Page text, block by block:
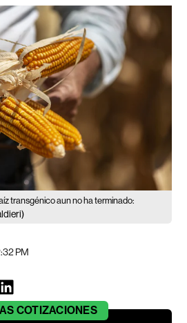
transgénico aun no ha terminado:
PM
COTIZACIONES